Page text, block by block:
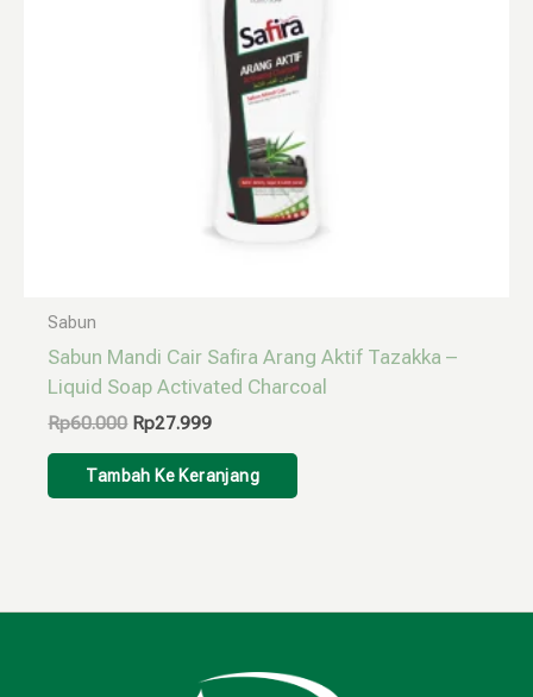
Sabun
Sabun Mandi Cair Safira Arang Aktif Tazakka –
Liquid Soap Activated Charcoal
Rp60.000 Rp27.999
Tambah Ke Keranjang